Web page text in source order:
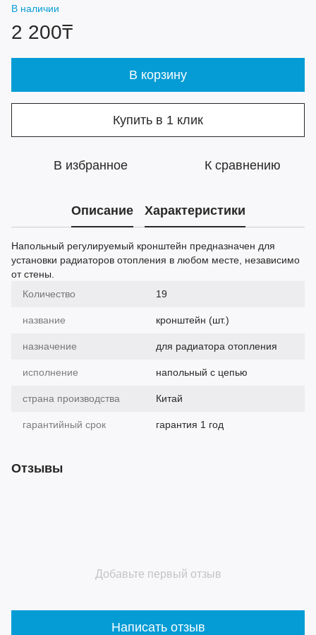
В наличии
2 200₸
В корзину
Купить в 1 клик
В избранное К сравнению
Описание Характеристики
Напольный регулируемый кронштейн предназначен для
установки радиаторов отопления в любом месте, независимо
от стены.
Количество
19
название кронштейн (шт.)
назначение для радиатора отопления
исполнение напольный с цепью
страна производства Китай
гарантийный срок гарантия 1 год
Отзывы
Добавьте первый отзыв
Написать отзыв